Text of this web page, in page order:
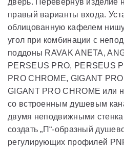
дверь. Перевернув изделие
правый варианты входа.
облицованную кафелем
угол при комбинации с
поддоны RAVAK ANETA,
PERSEUS PRO, PERSEUS
PRO CHROME, GIGANT
GIGANT PRO CHROME или
со встроенным душевым
двумя неподвижными
создать „П“-образный
регулирующих профилей